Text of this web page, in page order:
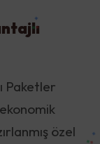
Paketler
özel